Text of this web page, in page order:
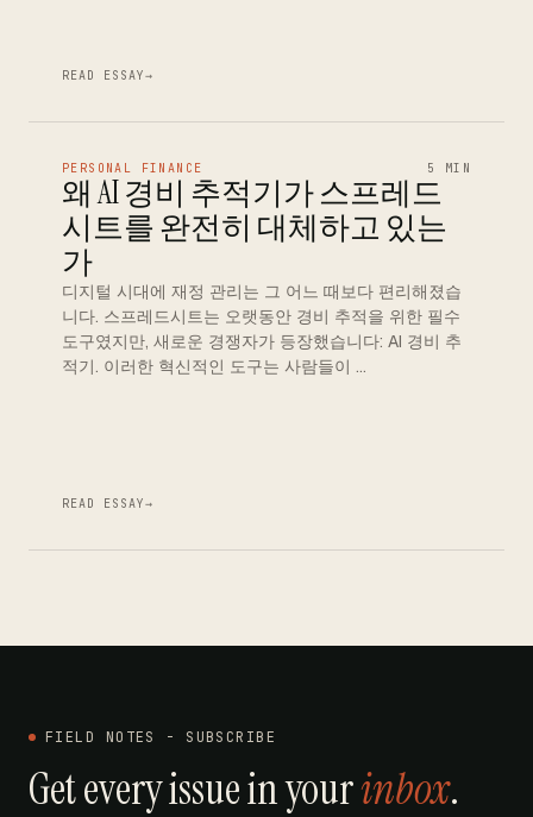
READ ESSAY→
PERSONAL FINANCE 5 MIN
왜 AI 경비 추적기가 스프레드
시트를 완전히 대체하고 있는
가
디지털 시대에 재정 관리는 그 어느 때보다 편리해졌습
니다. 스프레드시트는 오랫동안 경비 추적을 위한 필수
도구였지만, 새로운 경쟁자가 등장했습니다: AI 경비 추
적기. 이러한 혁신적인 도구는 사람들이 …
READ ESSAY→
FIELD NOTES - SUBSCRIBE
Get every issue in yourinbox.